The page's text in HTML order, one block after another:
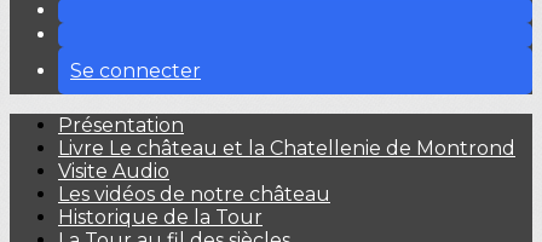
Se connecter
Présentation
Livre Le château et la Chatellenie de Montrond
Visite Audio
Les vidéos de notre château
Historique de la Tour